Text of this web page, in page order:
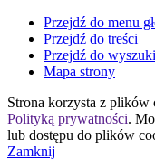
Przejdź do menu
Przejdź do treści
Przejdź do
Mapa strony
Strona korzysta z plików
Polityką prywatności.
lub dostępu do plików
Zamknij